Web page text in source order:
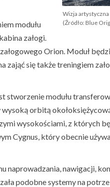
Wizja
(Źródło: Blue
modułu
załogi.
Orion. Moduł
zająć się także treningiem
stworzenie modułu
orbitą
wysokościami, z których
Cygnus, który obecnie
naprowadzania, nawigacji,
podobne systemy na